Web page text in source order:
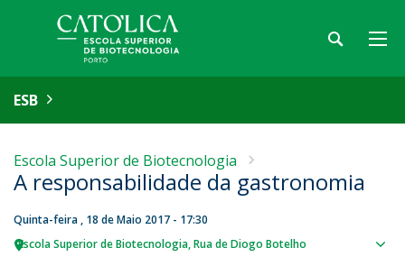
ESB
Escola Superior de Biotecnologia
A responsabilidade da gastronomia
Quinta-feira , 18 de Maio 2017 - 17:30
Escola Superior de Biotecnologia Rua de Diogo Botelho